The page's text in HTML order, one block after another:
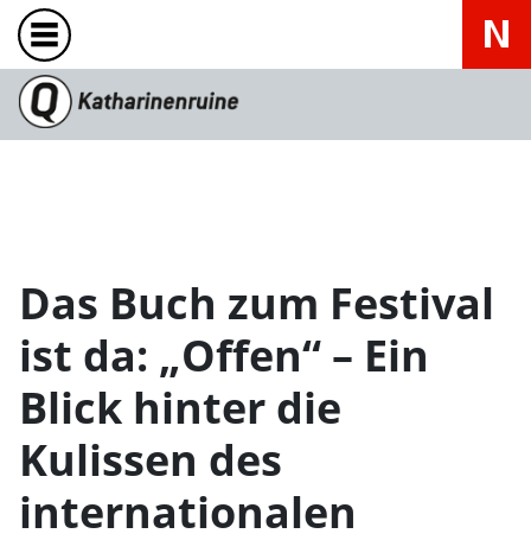
Das Buch zum Festival
ist da: „Offen“ – Ein
Blick hinter die
Kulissen des
internationalen